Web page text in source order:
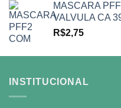
MASCARA
VALVULA CA
R$2,75
INSTITUCIONAL